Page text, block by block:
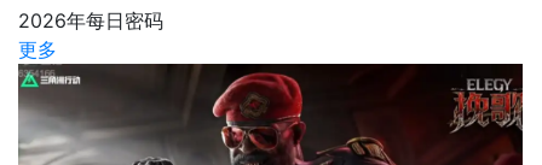
2026年每日密码
更多